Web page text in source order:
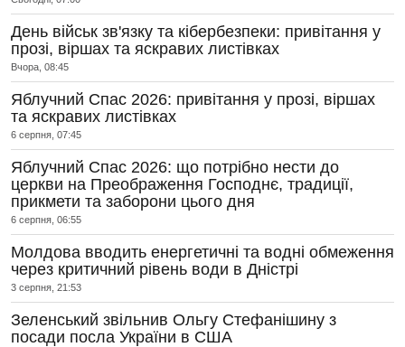
День військ зв'язку та кібербезпеки: привітання у
прозі, віршах та яскравих листівках
Вчора, 08:45
Яблучний Спас 2026: привітання у прозі, віршах
та яскравих листівках
6 серпня, 07:45
Яблучний Спас 2026: що потрібно нести до
церкви на Преображення Господнє, традиції,
прикмети та заборони цього дня
6 серпня, 06:55
Молдова вводить енергетичні та водні обмеження
через критичний рівень води в Дністрі
3 серпня, 21:53
Зеленський звільнив Ольгу Стефанішину з
посади посла України в США